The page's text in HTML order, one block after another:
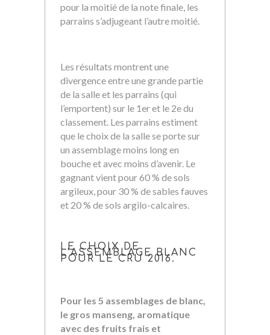
pour la moitié de la note finale, les
parrains s’adjugeant l’autre moitié.
Les résultats montrent une
divergence entre une grande partie
de la salle et les parrains (qui
l’emportent) sur le 1er et le 2e du
classement. Les parrains estiment
que le choix de la salle se porte sur
un assemblage moins long en
bouche et avec moins d’avenir. Le
gagnant vient pour 60 % de sols
argileux, pour 30 % de sables fauves
et 20 % de sols argilo-calcaires.
LE CHOIX DE
L’ASSEMBLAGE BLANC
POUR LE CRU 2016.
Pour les 5 assemblages de blanc,
le gros manseng, aromatique
avec des fruits frais et